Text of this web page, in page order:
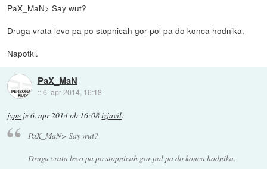
PaX_MaN> Say wut?
Druga vrata levo pa po stopnicah gor pol pa do konca hodnika.
Napotki.
PaX_MaN
::6. apr 2014, 16:18
jype je6. apr 2014 ob 16:08izjavil:
PaX_MaN> Say wut?
Druga vrata levo pa po stopnicah gor pol pa do konca hodnika.